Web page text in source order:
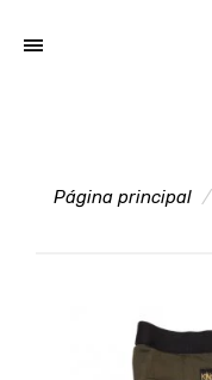
Página principal